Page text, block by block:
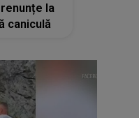
la
caniculă